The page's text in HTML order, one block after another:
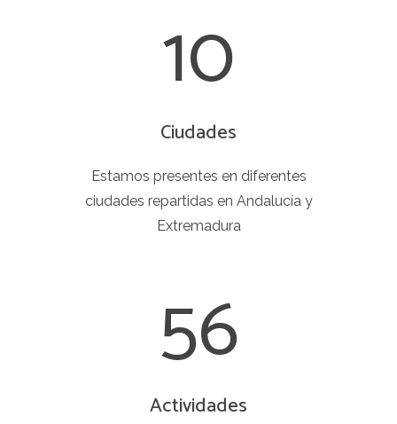
10
Ciudades
Estamos presentes en diferentes
ciudades repartidas en Andalucía y
Extremadura
56
Actividades